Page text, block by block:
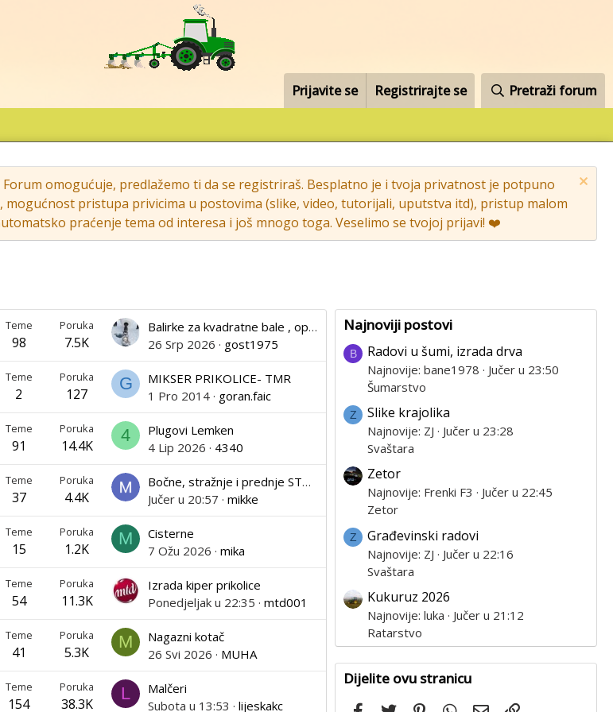
Prijavite se Registrirajte se Pretraži forum
omogućuje, predlažemo ti da se registriraš. Besplatno je i tvoja privatnost je potpuno
pristupa privicima u postovima (slike, video, tutorijali, uputstva itd), pristup malom
praćenje tema od interesa i još mnogo toga. Veselimo se tvojoj prijavi! ❤️
Teme
98
Poruka
7.5K
Balirke za kvadratne bale , opća rasprava
26 Srp 2026
gost1975
Teme
2
Poruka
127
G
MIKSER PRIKOLICE- TMR
1 Pro 2014 goran.faic
Teme
91
Poruka
14.4K
4
Plugovi Lemken
4 Lip 2026
4340
Teme
37
Poruka
4.4K
Bočne, stražnje i prednje STRIŽNE kose
Jučer u 20:57 mikke
Teme
15
Poruka
1.2K
M
Cisterne
7 Ožu 2026 mika
Teme
54
Poruka
11.3K
Izrada kiper prikolice
Ponedjeljak u 22:35 mtd001
Teme
41
Poruka
5.3K
M
Nagazni kotač
26 Svi 2026
MUHA
Teme
154
Poruka
38.3K
L
Malčeri
Subota u 13:53
lijeskakc
Najnoviji postovi
B Radovi u šumi, izrada drva
Najnovije: bane1978
Jučer u 23:50
Šumarstvo
Z Slike krajolika
Najnovije: ZJ
Jučer u 23:28
Svaštara
Zetor
Najnovije: Frenki F3
Jučer u 22:45
Zetor
Z Građevinski radovi
Najnovije: ZJ
Jučer u 22:16
Svaštara
Kukuruz 2026
Najnovije: luka
Jučer u 21:12
Ratarstvo
Dijelite ovu stranicu